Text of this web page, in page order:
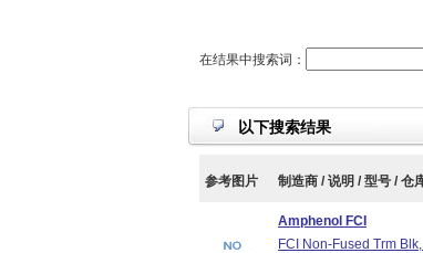
在结果中搜索词：
以下搜索结果
参考图片 制造商 / 说明 / 型号 / 仓
Amphenol FCI
FCI Non-Fused Trm